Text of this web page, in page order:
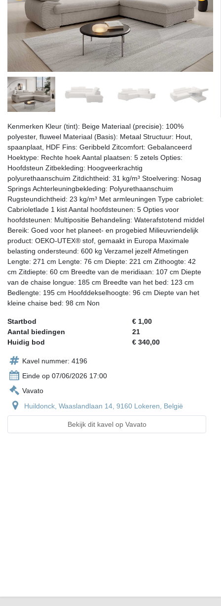
Kenmerken Kleur (tint): Beige Materiaal (precisie): 100%
polyester, fluweel Materiaal (Basis): Metaal Structuur: Hout,
spaanplaat, HDF Fins: Geribbeld Zitcomfort: Gebalanceerd
Hoektype: Rechte hoek Aantal plaatsen: 5 zetels Opties:
Hoofdsteun Zitbekleding: Hoogveerkrachtig
polyurethaanschuim Zitdichtheid: 31 kg/m³ Stoelvering: Nosag
Springs Achterleuningbekleding: Polyurethaanschuim
Rugsteundichtheid: 23 kg/m³ Met armleuningen Type cabriolet:
Cabrioletlade 1 kist Aantal hoofdsteunen: 5 Opties voor
hoofdsteunen: Multipositie Behandeling: Waterafstotend middel
Bereik: Goed voor het planeet- en progebied Milieuvriendelijk
product: OEKO-UTEX® stof, gemaakt in Europa Maximale
belasting ondersteund: 600 kg Verzamel jezelf Afmetingen
Lengte: 271 cm Lengte: 76 cm Diepte: 221 cm Zithoogte: 42
cm Zitdiepte: 60 cm Breedte van de meridiaan: 107 cm Diepte
van de chaise longue: 185 cm Breedte van het bed: 123 cm
Bedlengte: 195 cm Hoofddekselhoogte: 96 cm Diepte van het
kleine chaise bed: 98 cm Non
Startbod
€ 1,00
Aantal biedingen
21
Huidig bod
€ 340,00
Kavel nummer: 4196
Einde op 07/06/2026 17:00
Vavato
Huildonck, Waaslandlaan 14, 9160 Lokeren, België
Bekijk dit kavel op Vavato